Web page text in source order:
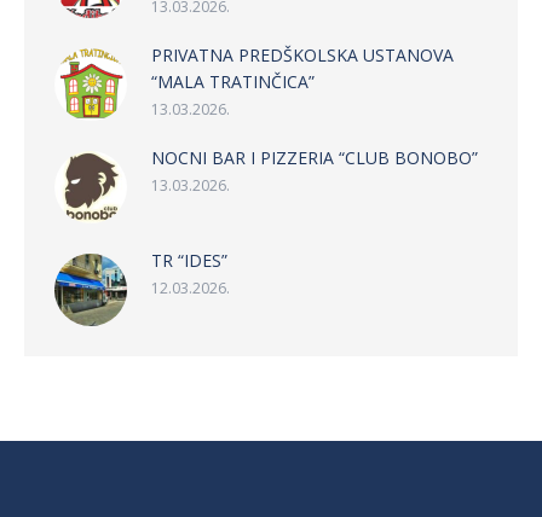
13.03.2026.
PRIVATNA PREDŠKOLSKA USTANOVA
“MALA TRATINČICA”
13.03.2026.
NOCNI BAR I PIZZERIA “CLUB BONOBO”
13.03.2026.
TR “IDES”
12.03.2026.